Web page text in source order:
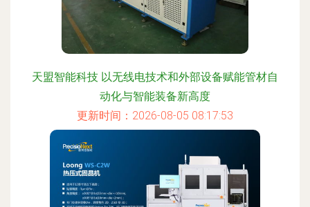
天盟智能科技 以无线电技术和外部设备赋能管材自
动化与智能装备新高度
更新时间：2026-08-05 08:17:53